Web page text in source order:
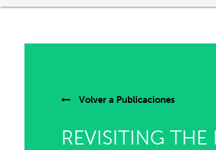
Volver a Publicaciones
REVISITING